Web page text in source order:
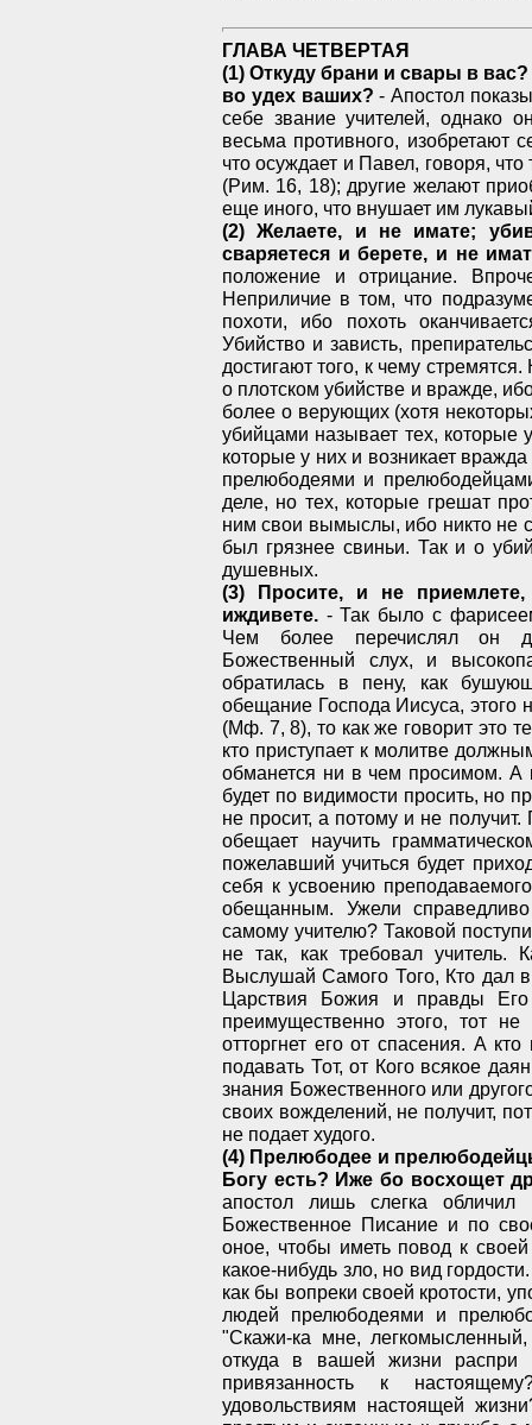
ГЛАВА ЧЕТВЕРТАЯ
(1) Откуду брани и свары в
во удех ваших? - Апостол
себе звание учителей, однако
весьма противного, изобретают
что осуждает и Павел, говоря,
(Рим. 16, 18); другие желают
еще иного, что внушает им
(2) Желаете, и не имате;
сваряетеся и берете, и не
положение и отрицание.
Неприличие в том, что
похоти, ибо похоть
Убийство и зависть,
достигают того, к чему
о плотском убийстве и вражде,
более о верующих (хотя
убийцами называет тех, которые
которые у них и возникает
прелюбодеями и
деле, но тех, которые грешат
ним свои вымыслы, ибо никто не
был грязнее свиньи. Так и о
душевных.
(3) Просите, и не
иждивете. - Так было с
Чем более перечислял он
Божественный слух, и
обратилась в пену, как
обещание Господа Иисуса, этого
(Мф. 7, 8), то как же говорит это
кто приступает к молитве
обманется ни в чем просимом. А
будет по видимости просить, но
не просит, а потому и не
обещает научить
пожелавший учиться будет
себя к усвоению
обещанным. Ужели
самому учителю? Таковой
не так, как требовал учитель.
Выслушай Самого Того, Кто дал
Царствия Божия и правды
преимущественно этого, тот
отторгнет его от спасения. А
подавать Тот, от Кого всякое
знания Божественного или
своих вожделений, не получит,
не подает худого.
(4) Прелюбодее и
Богу есть? Иже бо восхощет
апостол лишь слегка
Божественное Писание и по
оное, чтобы иметь повод к
какое-нибудь зло, но вид
как бы вопреки своей кротости,
людей прелюбодеями и
"Скажи-ка мне,
откуда в вашей жизни распри
привязанность к
удовольствиям настоящей